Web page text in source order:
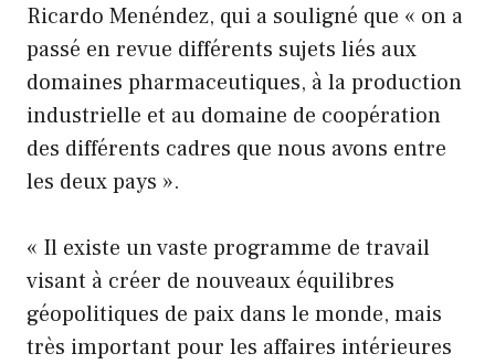
Ricardo Menéndez, qui a souligné que « on a
passé en revue différents sujets liés aux
domaines pharmaceutiques, à la production
industrielle et au domaine de coopération
des différents cadres que nous avons entre
les deux pays ».
« Il existe un vaste programme de travail
visant à créer de nouveaux équilibres
géopolitiques de paix dans le monde, mais
très important pour les affaires intérieures